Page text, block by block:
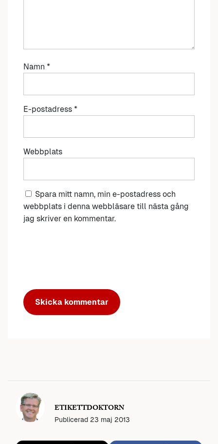
Namn *
E-postadress *
Webbplats
Spara mitt namn, min e-postadress och
webbplats i denna webbläsare till nästa gång
jag skriver en kommentar.
ETIKETTDOKTORN
Publicerad 23 maj 2013